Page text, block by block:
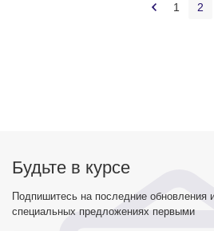
1 2
Будьте в курсе
Подпишитесь на последние обновления
специальных предложениях первыми